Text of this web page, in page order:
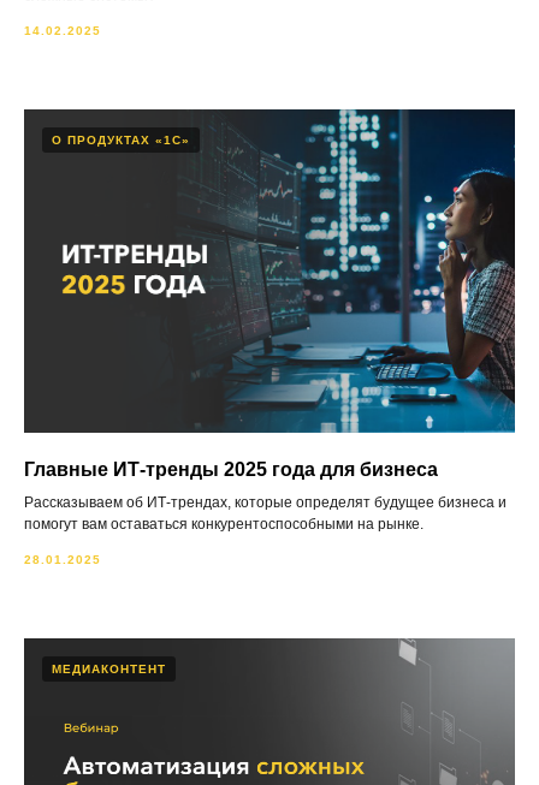
14.02.2025
О ПРОДУКТАХ «1С»
Главные ИТ-тренды 2025 года для бизнеса
Рассказываем об ИТ-трендах, которые определят будущее бизнеса и
помогут вам оставаться конкурентоспособными на рынке.
28.01.2025
МЕДИАКОНТЕНТ